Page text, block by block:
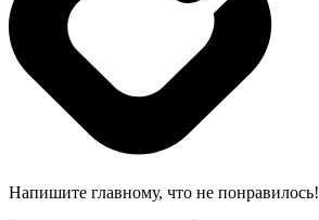
Напишите главному, что не понравилось!